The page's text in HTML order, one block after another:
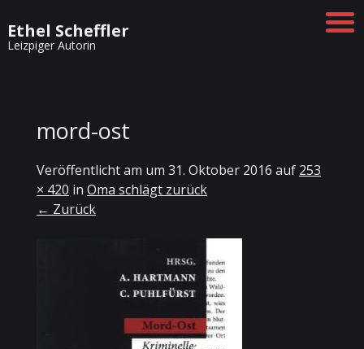
Ethel Scheffler
Leizpiger Autorin
mord-ost
Veröffentlicht am um31. Oktober 2016 auf 253
× 420 inOma schlägt zurück
← Zurück